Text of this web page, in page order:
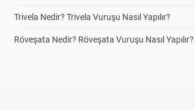
Trivela Nedir? Trivela Vuruşu Nasıl Yapılır?
Röveşata Nedir? Röveşata Vuruşu Nasıl Yapılır?